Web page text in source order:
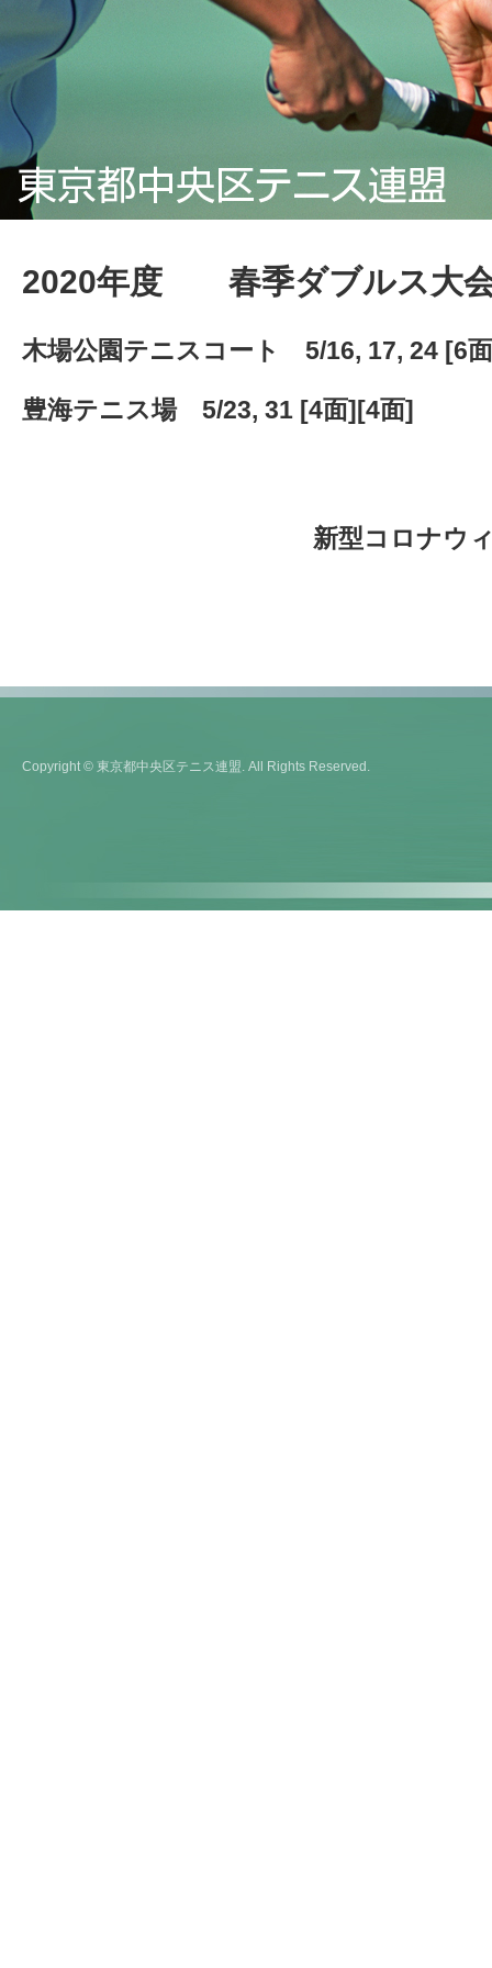
2020年度 春季ダブルス大
木場公園テニスコート 5/16, 17, 24 [6
豊海テニス場 5/23, 31 [4面][4面]
新型コロナウ
Copyright © 東京都中央区テニス連盟. All Rights Reserved.